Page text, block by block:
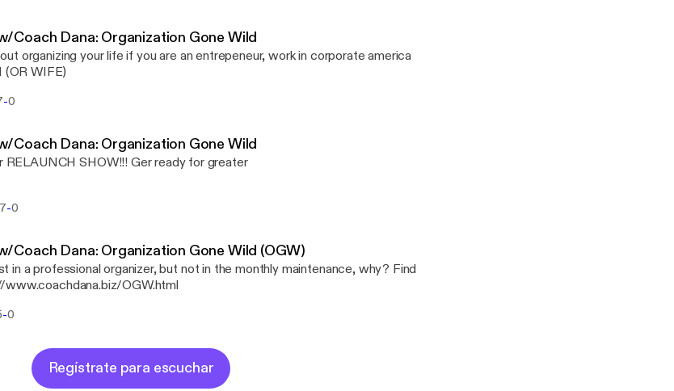
Coach Dana: Organization Gone Wild
organizing your life if you are an entrepeneur, work in corporate america
(OR WIFE)
-0
Coach Dana: Organization Gone Wild
RELAUNCH SHOW!!! Ger ready for greater
-0
Coach Dana: Organization Gone Wild (OGW)
in a professional organizer, but not in the monthly maintenance, why? Find
OGW.html
-0
Regístrate para escuchar